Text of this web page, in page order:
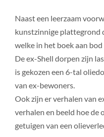
Naast een leerzaam
kunstzinnige plattegrond
welke in het boek aan
De ex-Shell dorpen zijn
is gekozen een 6-tal
van ex-bewoners.
Ook zijn er verhalen van
verhalen en beeld hoe de
getuigen van een